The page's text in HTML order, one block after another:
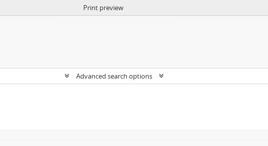
Print preview
Advanced search options